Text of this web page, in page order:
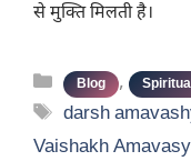
से मुक्ति मिलती है।
Categories
Blog ,
Tags
darsh
Vaishakh